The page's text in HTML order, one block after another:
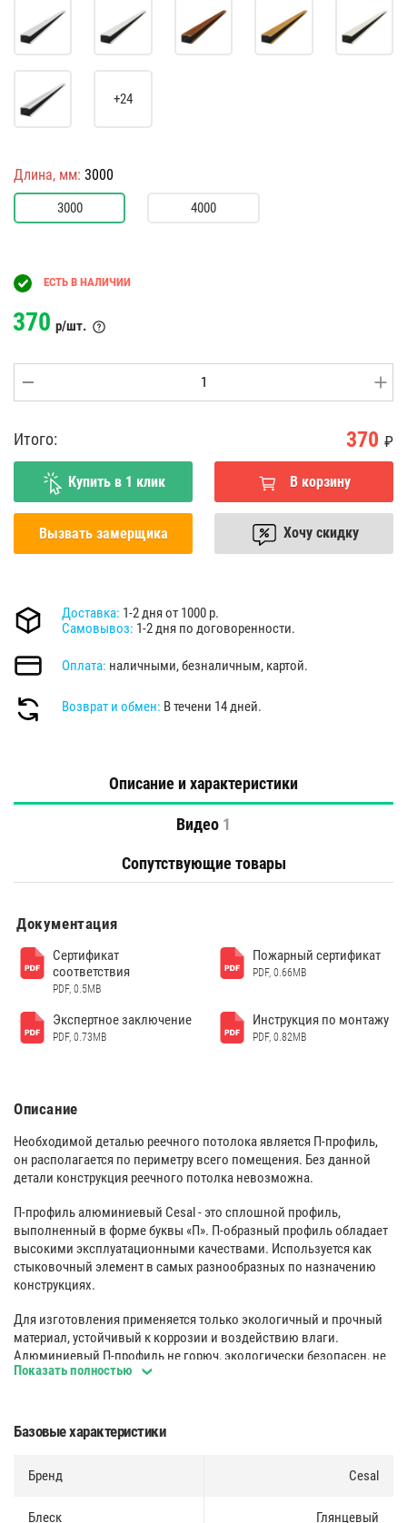
+24
Длина, мм: 3000
3000 4000
ЕСТЬ В НАЛИЧИИ
370 р/шт.
Итого: 370 ₽
Купить в 1 клик В корзину
Вызвать замерщика Хочу скидку
Доставка: 1-2 дня от 1000 р.
Самовывоз: 1-2 дня по договоренности.
Оплата: наличными, безналичным, картой.
Возврат и обмен: В течени 14 дней.
Описание и характеристики
Видео 1
Сопутствующие товары
Документация
Сертификат
соответствия
PDF, 0.5MB
Пожарный сертификат
PDF, 0.66MB
Экспертное заключение
PDF, 0.73MB
Инструкция по монтажу
PDF, 0.82MB
Описание
Необходимой деталью реечного потолока является П-профиль,
он располагается по периметру всего помещения. Без данной
детали конструкция реечного потолка невозможна.
П-профиль алюминиевый Cesal - это сплошной профиль,
выполненный в форме буквы «П». П-образный профиль обладает
высокими эксплуатационными качествами. Используется как
стыковочный элемент в самых разнообразных по назначению
конструкциях.
Для изготовления применяется только экологичный и прочный
материал, устойчивый к коррозии и воздействию влаги.
Алюминиевый П-профиль не горюч, экологически безопасен, не
выделяет вредных химических соединений в период всей своей
Влагостойкость 100%:
сравнении с потолками из минеральной плиты, позволяет не
таких как кухни и санузлы, но и мыть согласно СанПиН 2.1.3.1375-
Показать полностью
Базовые характеристики
Бренд Cesal
Блеск Глянцевый